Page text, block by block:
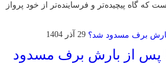
که گاه پیچیده‌تر و فرساینده‌تر از خود پرواز
29 آذر 1404
پس از بارش برف مسدود